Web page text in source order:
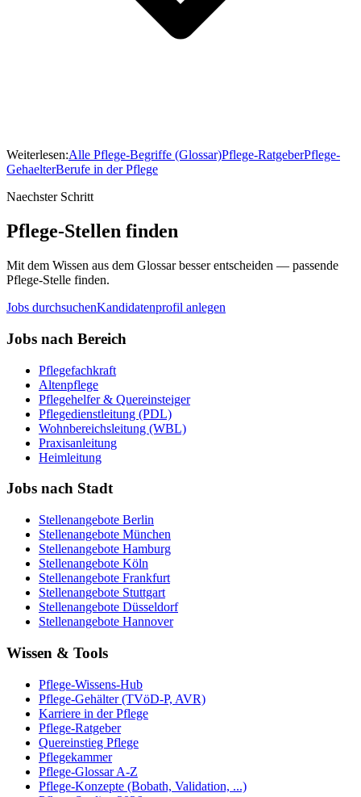
Weiterlesen:Alle Pflege-Begriffe (Glossar)Pflege-RatgeberPflege-
GehaelterBerufe in der Pflege
Naechster Schritt
Pflege-Stellen finden
Mit dem Wissen aus dem Glossar besser entscheiden — passende
Pflege-Stelle finden.
Jobs durchsuchenKandidatenprofil anlegen
Jobs nach Bereich
Pflegefachkraft
Altenpflege
Pflegehelfer & Quereinsteiger
Pflegedienstleitung (PDL)
Wohnbereichsleitung (WBL)
Praxisanleitung
Heimleitung
Jobs nach Stadt
Stellenangebote Berlin
Stellenangebote München
Stellenangebote Hamburg
Stellenangebote Köln
Stellenangebote Frankfurt
Stellenangebote Stuttgart
Stellenangebote Düsseldorf
Stellenangebote Hannover
Wissen & Tools
Pflege-Wissens-Hub
Pflege-Gehälter (TVöD-P, AVR)
Karriere in der Pflege
Pflege-Ratgeber
Quereinstieg Pflege
Pflegekammer
Pflege-Glossar A-Z
Pflege-Konzepte (Bobath, Validation, ...)